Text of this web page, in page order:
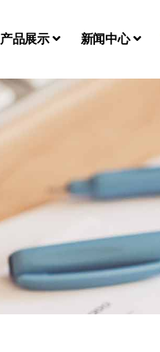
产品展示 新闻中心